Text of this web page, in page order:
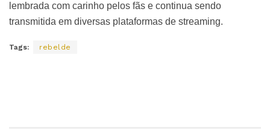
lembrada com carinho pelos fãs e continua sendo
transmitida em diversas plataformas de streaming.
Tags: rebelde